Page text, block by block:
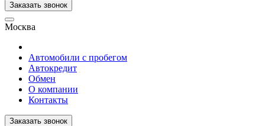
Заказать звонок
Москва
Автомобили с пробегом
Автокредит
Обмен
О компании
Контакты
Заказать звонок